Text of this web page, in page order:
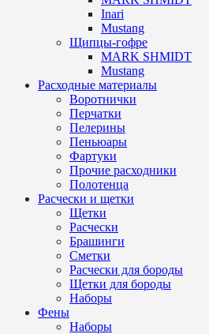
Inari
Mustang
Щипцы-гофре
MARK SHMIDT
Mustang
Расходные материалы
Воротнички
Перчатки
Пелерины
Пеньюары
Фартуки
Прочие расходники
Полотенца
Расчески и щетки
Щетки
Расчески
Брашинги
Сметки
Расчески для бороды
Щетки для бороды
Наборы
Фены
Наборы